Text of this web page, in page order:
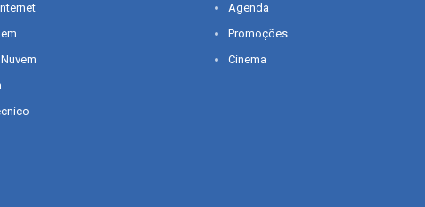
Agenda
Promoções
Cinema